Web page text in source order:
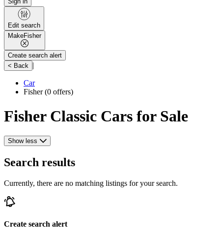
Edit search
MakeFisher
Create search alert
< Back |
Car
Fisher(0 offers)
Fisher Classic Cars for Sale
Show less
Search results
Currently, there are no matching listings for your search.
Create search alert